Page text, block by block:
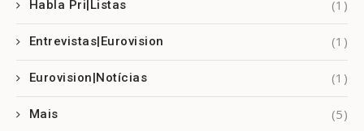
Habla Pri|Listas (1)
Entrevistas|Eurovision (1)
Eurovision|Notícias (1)
Mais (5)